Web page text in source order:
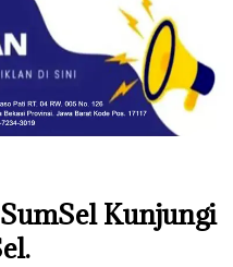
Kunjungi